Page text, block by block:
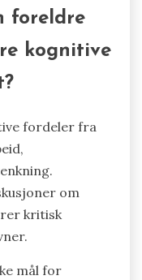
foreldre
kognitive
fordeler fra
om
kritisk
mål for